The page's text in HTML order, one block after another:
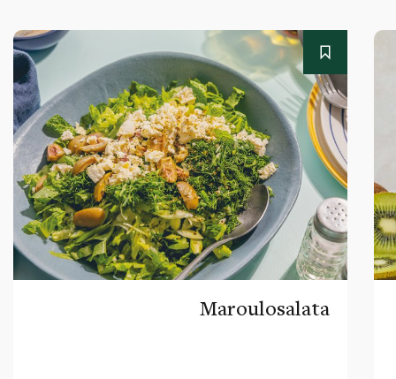
Maroulosalata